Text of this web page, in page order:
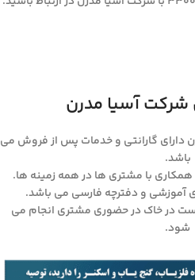
شرکت آسیا مدرن
دارای گارانتی و خدمات پس از فروش می
باشد.
آموزشی و دفترچه فارسی می باشد.
در خاک در حضوری مشتری انجام می
شود.